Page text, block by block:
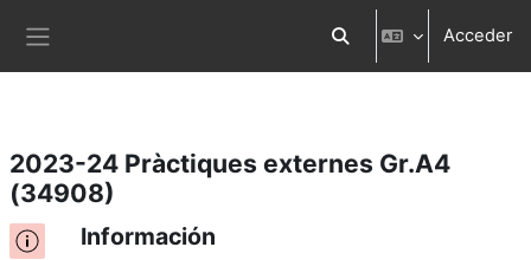
Salta al contenido principal Selector de búsqueda
Acceder
2023-24 Pràctiques externes Gr.A4
(34908)
Información